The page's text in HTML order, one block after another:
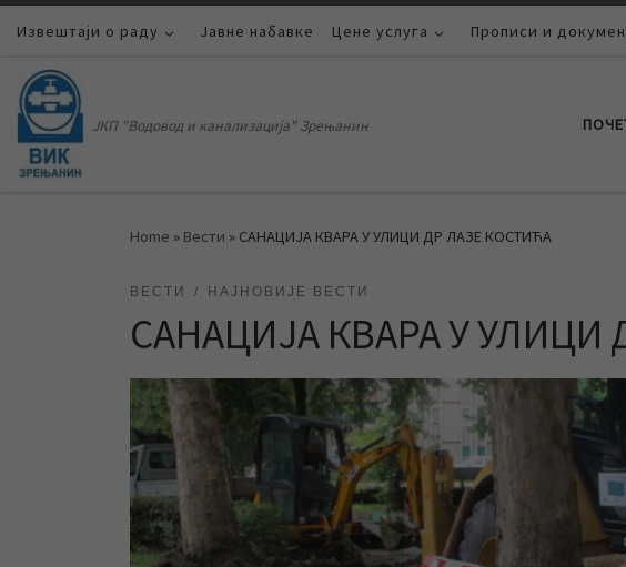
Skip to content
Извештаји о раду Јавне набавке Цене услуга Прописи и
ЈКП "Водовод и канализација" Зрењанин
Home » Вести » САНАЦИЈА КВАРА У УЛИЦИ ДР ЛАЗЕ КОСТИЋА
ВЕСТИ НАЈНОВИЈЕ ВЕСТИ
САНАЦИЈА КВАРА У УЛИЦИ